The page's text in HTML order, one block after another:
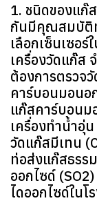
1. ชนิดของแก๊
กันมีคุณสมบัติ
เลือกเซ็นเซอ
เครื่องวัดแก๊ส
ต้องการตรวจ
คาร์บอนมอนอ
แก๊สคาร์บอนม
เครื่องทำน้ำอุ่
วัดแก๊สมีเทน
ท่อส่งแก๊สธรร
ออกไซด์
ไดออกไซด์ใน